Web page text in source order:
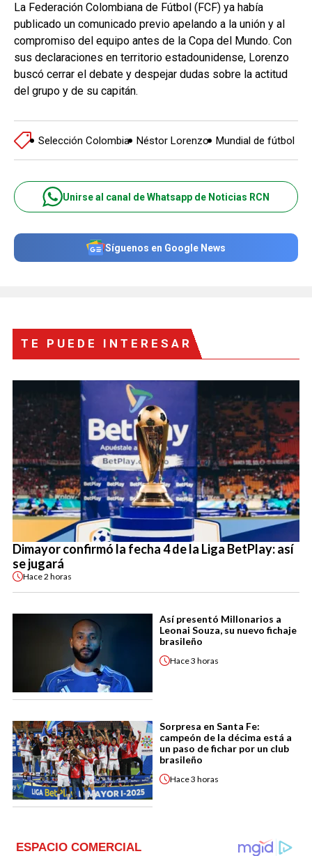
La Federación Colombiana de Fútbol (FCF) ya había
publicado un comunicado previo apelando a la unión y al
compromiso del equipo antes de la Copa del Mundo. Con
sus declaraciones en territorio estadounidense, Lorenzo
buscó cerrar el debate y despejar dudas sobre la actitud
del grupo y de su capitán.
Selección Colombia Néstor Lorenzo Mundial de fútbol
Unirse al canal de Whatsapp de Noticias RCN
Síguenos en Google News
TE PUEDE INTERESAR
Dimayor confirmó la fecha 4 de la Liga BetPlay: así
se jugará
Hace2 horas
Así presentó Millonarios a
Leonai Souza, su nuevo fichaje
brasileño
Hace3 horas
Sorpresa en Santa Fe:
campeón de la décima está a
un paso de fichar por un club
brasileño
Hace3 horas